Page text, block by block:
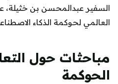
السفير عبدالمحسن بن خثيلة،
العالمي لحوكمة الذكاء
مباحثات حول
الحوكمة